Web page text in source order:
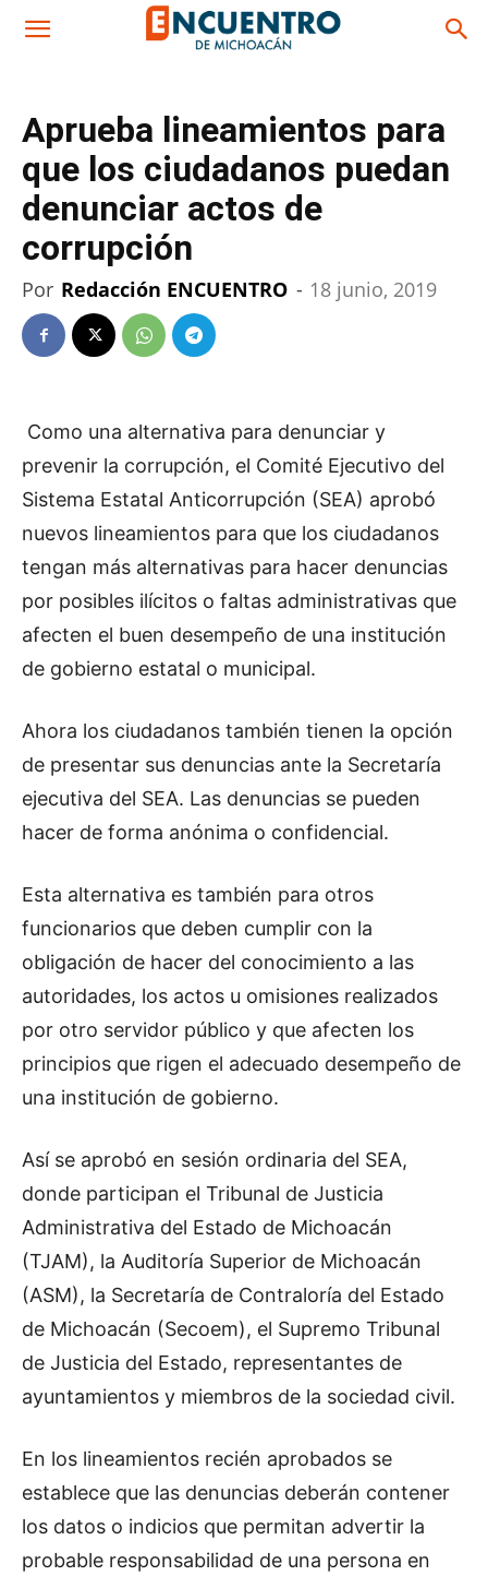
Aprueba lineamientos para
que los ciudadanos puedan
denunciar actos de
corrupción
Por Redacción ENCUENTRO - 18 junio, 2019
Como una alternativa para denunciar y
prevenir la corrupción, el Comité Ejecutivo del
Sistema Estatal Anticorrupción (SEA) aprobó
nuevos lineamientos para que los ciudadanos
tengan más alternativas para hacer denuncias
por posibles ilícitos o faltas administrativas que
afecten el buen desempeño de una institución
de gobierno estatal o municipal.
Ahora los ciudadanos también tienen la opción
de presentar sus denuncias ante la Secretaría
ejecutiva del SEA. Las denuncias se pueden
hacer de forma anónima o confidencial.
Esta alternativa es también para otros
funcionarios que deben cumplir con la
obligación de hacer del conocimiento a las
autoridades, los actos u omisiones realizados
por otro servidor público y que afecten los
principios que rigen el adecuado desempeño de
una institución de gobierno.
Así se aprobó en sesión ordinaria del SEA,
donde participan el Tribunal de Justicia
Administrativa del Estado de Michoacán
(TJAM), la Auditoría Superior de Michoacán
(ASM), la Secretaría de Contraloría del Estado
de Michoacán (Secoem), el Supremo Tribunal
de Justicia del Estado, representantes de
ayuntamientos y miembros de la sociedad civil.
En los lineamientos recién aprobados se
establece que las denuncias deberán contener
los datos o indicios que permitan advertir la
probable responsabilidad de una persona en